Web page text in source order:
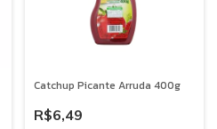
Catchup Picante Arruda 400g
R$6,49